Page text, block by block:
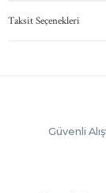
Taksit Seçenekleri
Güvenli